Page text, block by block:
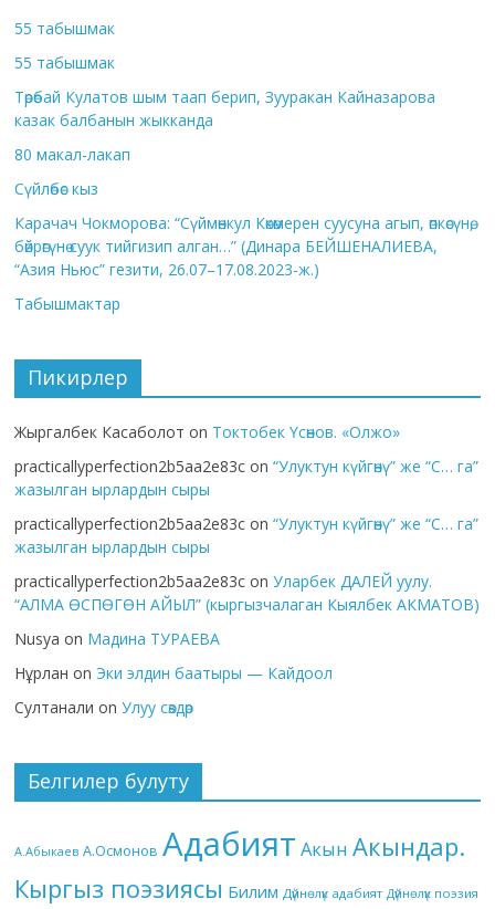
55 табышмак
55 табышмак
Төрөбай Кулатов шым таап берип, Зууракан Кайназарова
казак балбанын жыкканда
80 макал-лакап
Сүйлөбөс кыз
Карачач Чокморова: “Сүймөнкул Көкөмерен суусуна агып, өпкөсүнө,
бөйрөгүнө суук тийгизип алган…” (Динара БЕЙШЕНАЛИЕВА,
“Азия Ньюс” гезити, 26.07–17.08.2023-ж.)
Табышмактар
Пикирлер
Жыргалбек Касаболот on Токтобек Үсөнов. «Олжо»
practicallyperfection2b5aa2e83c on“Улуктун күйгөнү” же “С… га”
жазылган ырлардын сыры
practicallyperfection2b5aa2e83c on“Улуктун күйгөнү” же “С… га”
жазылган ырлардын сыры
practicallyperfection2b5aa2e83c onУларбек ДАЛЕЙ уулу.
“АЛМА ӨСПӨГӨН АЙЫЛ” (кыргызчалаган Кыялбек АКМАТОВ)
Nusya on Мадина ТУРАЕВА
Нұрлан on Эки элдин баатыры — Кайдоол
Султанали onУлуу сөздөр
Белгилер булуту
А.Абыкаев А.Осмонов Адабият Акын Акындар.
Кыргыз поэзиясы Билим Дүйнөлүк адабият Дүйнөлүк поэзия